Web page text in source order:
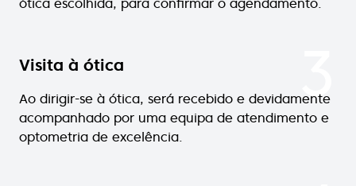
ótica escolhida, para confirmar o agendamento.
Visita à ótica
Ao dirigir-se à ótica, será recebido e devidamente
acompanhado por uma equipa de atendimento e
optometria de excelência.
3